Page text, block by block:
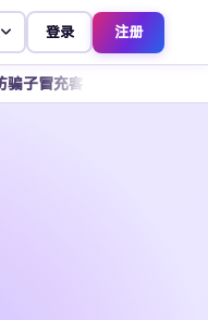
登录 注册
作请通过官方平台完成。